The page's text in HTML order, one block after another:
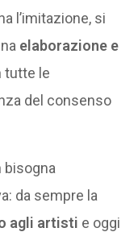
l’imitazione, si
elaborazione e
tutte le
del consenso
bisogna
da sempre la
agli artisti e oggi